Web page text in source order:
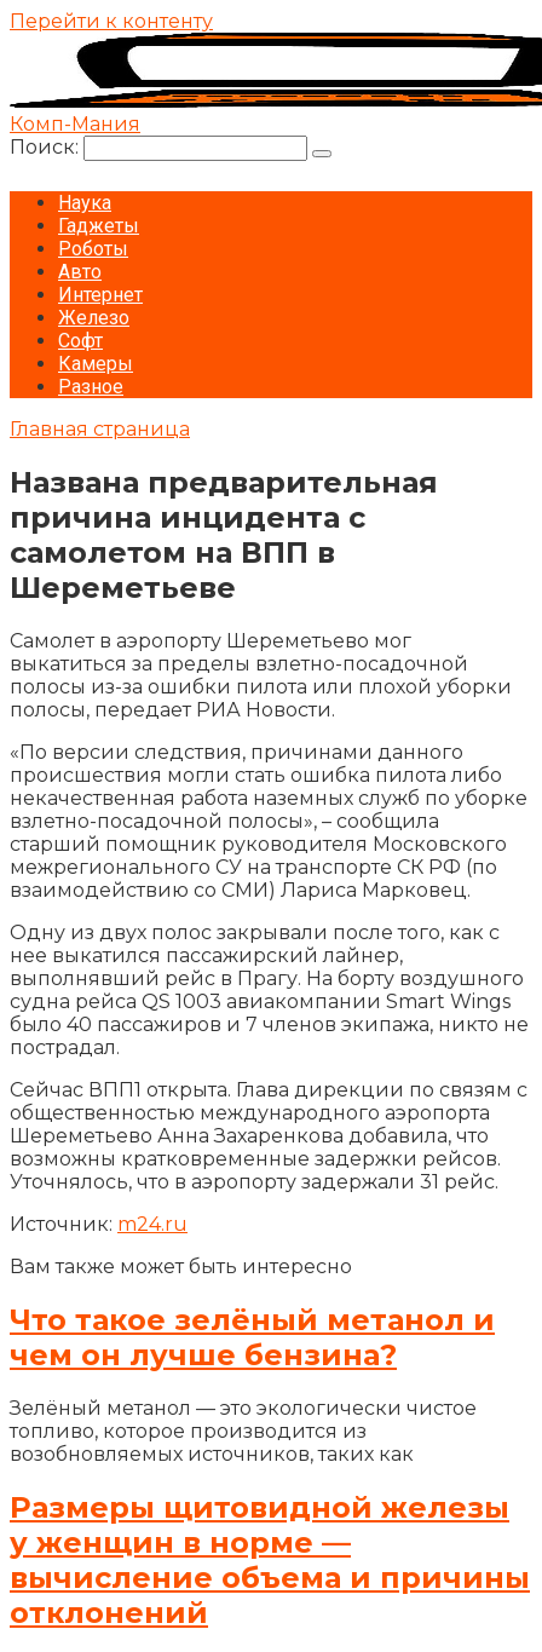
Перейти к контенту
Комп-Мания
Поиск:
Наука
Гаджеты
Роботы
Авто
Интернет
Железо
Софт
Камеры
Разное
Главная страница
Названа предварительная
причина инцидента с
самолетом на ВПП в
Шереметьеве
Самолет в аэропорту Шереметьево мог
выкатиться за пределы взлетно-посадочной
полосы из-за ошибки пилота или плохой уборки
полосы, передает РИА Новости.
«По версии следствия, причинами данного
происшествия могли стать ошибка пилота либо
некачественная работа наземных служб по уборке
взлетно-посадочной полосы», – сообщила
старший помощник руководителя Московского
межрегионального СУ на транспорте СК РФ (по
взаимодействию со СМИ) Лариса Марковец.
Одну из двух полос закрывали после того, как с
нее выкатился пассажирский лайнер,
выполнявший рейс в Прагу. На борту воздушного
судна рейса QS 1003 авиакомпании Smart Wings
было 40 пассажиров и 7 членов экипажа, никто не
пострадал.
Сейчас ВПП1 открыта. Глава дирекции по связям с
общественностью международного аэропорта
Шереметьево Анна Захаренкова добавила, что
возможны кратковременные задержки рейсов.
Уточнялось, что в аэропорту задержали 31 рейс.
Источник: m24.ru
Вам также может быть интересно
Что такое зелёный метанол и
чем он лучше бензина?
Зелёный метанол — это экологически чистое
топливо, которое производится из
возобновляемых источников, таких как
Размеры щитовидной железы
у женщин в норме —
вычисление объема и причины
отклонений